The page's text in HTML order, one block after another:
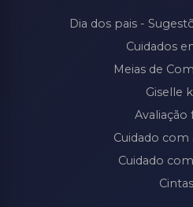
Dia dos pais -
Cuidados
Meias de
Giselle
Avaliação
Cuidado com
Cuidado
Cintas